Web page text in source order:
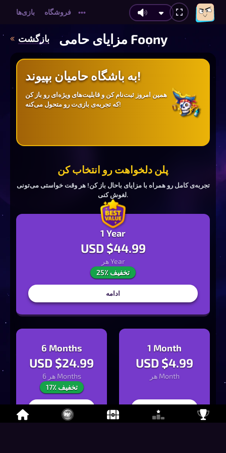
بازی‌ها فروشگاه •••
بازگشت مزایای حامی Foony
به باشگاه حامیان بپیوند!
همین امروز ثبت‌نام کن و قابلیت‌های ویژه‌ای رو باز کن
که تجربه‌ی بازی‌ت رو متحول می‌کنه!
پلن دلخواهت رو انتخاب کن
تجربه‌ی کامل رو همراه با مزایای باحال باز کن! هر وقت خواستی می‌تونی
لغوش کنی.
1 Year
USD $44.99
هر Year
25٪ تخفیف
ادامه
6 Months
USD $24.99
هر6 Months
17٪ تخفیف
ادامه
1 Month
USD $4.99
هر Month
ادامه